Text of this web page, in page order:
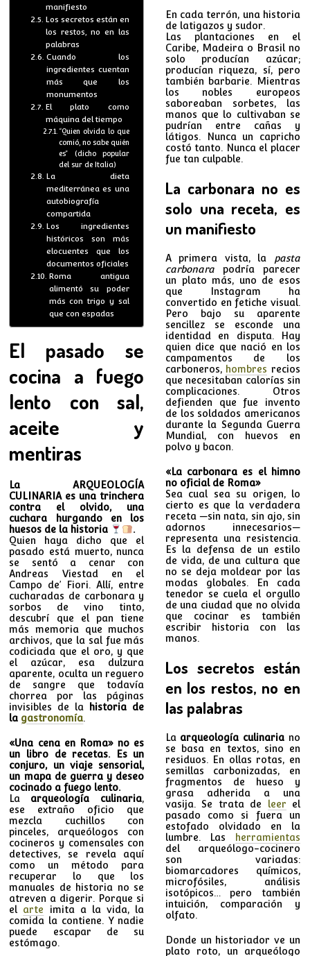
manifiesto
Los secretos están en
los restos, no en las
palabras
Cuando los
ingredientes cuentan
más que los
monumentos
El plato como
máquina del tiempo
“Quien olvida lo que
comió, no sabe quién
es” (dicho popular
del sur de Italia)
La dieta
mediterránea es una
autobiografía
compartida
Los ingredientes
históricos son más
elocuentes que los
documentos oficiales
Roma antigua
alimentó su poder
más con trigo y sal
que con espadas
El pasado se
cocina a fuego
lento con sal,
aceite y
mentiras
La ARQUEOLOGÍA
CULINARIA es una trinchera
contra el olvido, una
cuchara hurgando en los
huesos de la historia
.
Quien haya dicho que el
pasado está muerto, nunca
se sentó a cenar con
Andreas Viestad en el
Campo de’ Fiori. Allí, entre
cucharadas de carbonara y
sorbos de vino tinto,
descubrí que el pan tiene
más memoria que muchos
archivos, que la sal fue más
codiciada que el oro, y que
el azúcar, esa dulzura
aparente, oculta un reguero
de sangre que todavía
chorrea por las páginas
invisibles de la
historia de
la gastronomía.
«Una cena en Roma» no es
un libro de recetas. Es un
conjuro, un viaje sensorial,
un mapa de guerra y deseo
cocinado a fuego lento.
La arqueología culinaria,
ese extraño oficio que
mezcla cuchillos con
pinceles, arqueólogos con
cocineros y comensales con
detectives, se revela aquí
como un método para
recuperar lo que los
manuales de historia no se
atreven a digerir. Porque si
el arte imita a la vida, la
comida la contiene. Y nadie
puede escapar de su
estómago.
En cada terrón, una historia
de latigazos y sudor.
Las plantaciones en el
Caribe, Madeira o Brasil no
solo producían azúcar;
producían riqueza, sí, pero
también barbarie. Mientras
los nobles europeos
saboreaban sorbetes, las
manos que lo cultivaban se
pudrían entre cañas y
látigos. Nunca un capricho
costó tanto. Nunca el placer
fue tan culpable.
La carbonara no es
solo una receta, es
un manifiesto
A primera vista, la pasta
carbonarapodría parecer
un plato más, uno de esos
que Instagram ha
convertido en fetiche visual.
Pero bajo su aparente
sencillez se esconde una
identidad en disputa. Hay
quien dice que nació en los
campamentos de los
carboneros, hombres recios
que necesitaban calorías sin
complicaciones. Otros
defienden que fue invento
de los soldados americanos
durante la Segunda Guerra
Mundial, con huevos en
polvo y bacon.
«La carbonara es el himno
no oficial de Roma»
Sea cual sea su origen, lo
cierto es que la verdadera
receta —sin nata, sin ajo, sin
adornos innecesarios—
representa una resistencia.
Es la defensa de un estilo
de vida, de una cultura que
no se deja moldear por las
modas globales. En cada
tenedor se cuela el orgullo
de una ciudad que no olvida
que cocinar es también
escribir historia con las
manos.
Los secretos están
en los restos, no en
las palabras
La arqueología culinariano
se basa en textos, sino en
residuos. En ollas rotas, en
semillas carbonizadas, en
fragmentos de hueso y
grasa adherida a una
vasija. Se trata de leer el
pasado como si fuera un
estofado olvidado en la
lumbre. Las
herramientas
del arqueólogo-cocinero
son variadas:
biomarcadores químicos,
microfósiles, análisis
isotópicos… pero también
intuición, comparación y
olfato.
Donde un historiador ve un
plato roto, un arqueólogo